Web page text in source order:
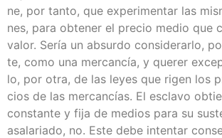
ne, por tan­to, que expe­ri­men­tar las
nes, para obte­ner el pre­cio medio que
valor. Sería un absur­do con­si­de­rar­lo,
te, como una mer­can­cía, y que­rer
lo, por otra, de las leyes que rigen los
cios de las mer­can­cías. El escla­vo
cons­tan­te y fija de medios para su
asa­la­ria­do, no. Este debe inten­tar